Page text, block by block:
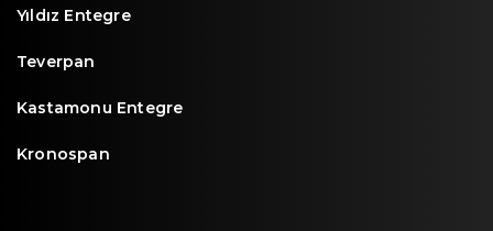
Yıldız Entegre
Teverpan
Kastamonu Entegre
Kronospan